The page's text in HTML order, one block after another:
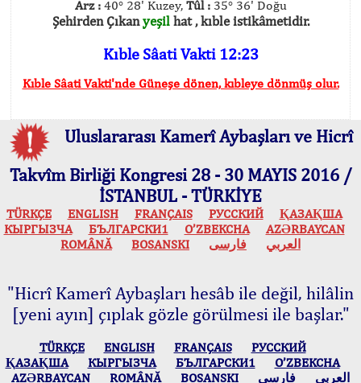
Arz :40° 28' Kuzey, Tûl :35° 36' Doğu
Şehirden Çıkanyeşilhat , kıble istikâmetidir.
Kıble Sâati Vakti 12:23
Kıble Sâati Vakti'nde Güneşe dönen, kıbleye dönmüş olur.
Uluslararası Kamerî Aybaşları ve Hicrî
Takvîm Birliği Kongresi 28 - 30 MAYIS 2016 /
İSTANBUL - TÜRKİYE
TÜRKÇE ENGLISH FRANÇAIS РУССКИЙ
ҚАЗАҚША
КЫPГЫЗЧA
БЪЛГАРСКИ1 O’ZBEKCHA
AZӘRBAYCAN
ROMÂNĂ
BOSANSKI العربي فارسی
"Hicrî Kamerî Aybaşları hesâb ile değil, hilâlin
[yeni ayın] çıplak gözle görülmesi ile başlar."
TÜRKÇE ENGLISH FRANÇAIS
РУССКИЙ
ҚАЗАҚША
КЫPГЫЗЧA БЪЛГАРСКИ1
O’ZBEKCHA
AZӘRBAYCAN
ROMÂNĂ BOSANSKI العربي فارسی